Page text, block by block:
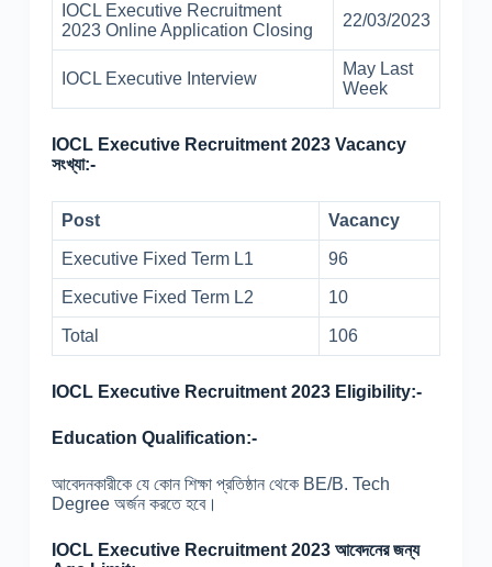
IOCL Executive Recruitment
2023 Online Application Closing
22/03/2023
IOCL Executive Interview
May Last
Week
IOCL Executive Recruitment 2023 Vacancy
সংখ্যা:-
Post Vacancy
Executive Fixed Term L1 96
Executive Fixed Term L2 10
Total 106
IOCL Executive Recruitment 2023 Eligibility:-
Education Qualification:-
আবেদনকারীকে যে কোন শিক্ষা প্রতিষ্ঠান থেকে BE/B. Tech
Degree অর্জন করতে হবে।
IOCL Executive Recruitment 2023 আবেদনের জন্য